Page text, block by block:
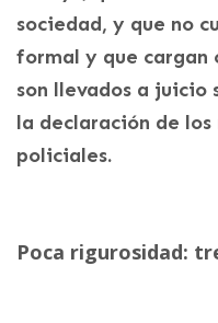
sociedad, y que no
formal y que cargan
son llevados a
la declaración de
policiales.
Poca rigurosidad: